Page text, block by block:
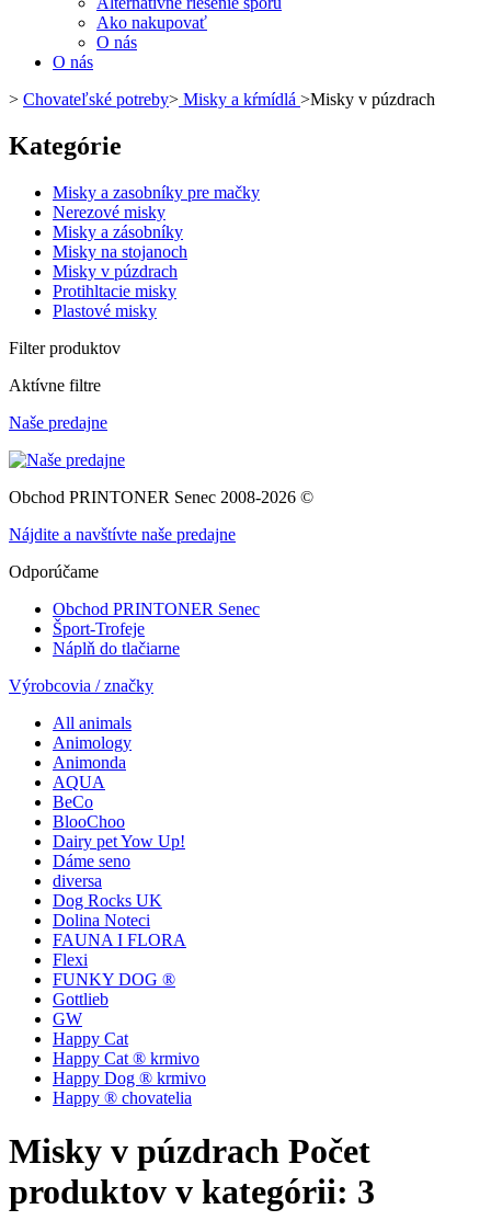
Ako nakupovať
O nás
O nás
> Chovateľské potreby> Misky a kŕmídlá >Misky v púzdrach
Kategórie
Misky a zasobníky pre mačky
Nerezové misky
Misky a zásobníky
Misky na stojanoch
Misky v púzdrach
Protihltacie misky
Plastové misky
Filter produktov
Aktívne filtre
Naše predajne
Obchod PRINTONER Senec 2008-2026 ©
Nájdite a navštívte naše predajne
Odporúčame
Obchod PRINTONER Senec
Šport-Trofeje
Náplň do tlačiarne
Výrobcovia / značky
All animals
Animology
Animonda
AQUA
BeCo
BlooChoo
Dairy pet Yow Up!
Dáme seno
diversa
Dog Rocks UK
Dolina Noteci
FAUNA I FLORA
Flexi
FUNKY DOG ®
Gottlieb
GW
Happy Cat
Happy Cat ® krmivo
Happy Dog ® krmivo
Happy ® chovatelia
Misky v púzdrach Počet
produktov v kategórii: 3